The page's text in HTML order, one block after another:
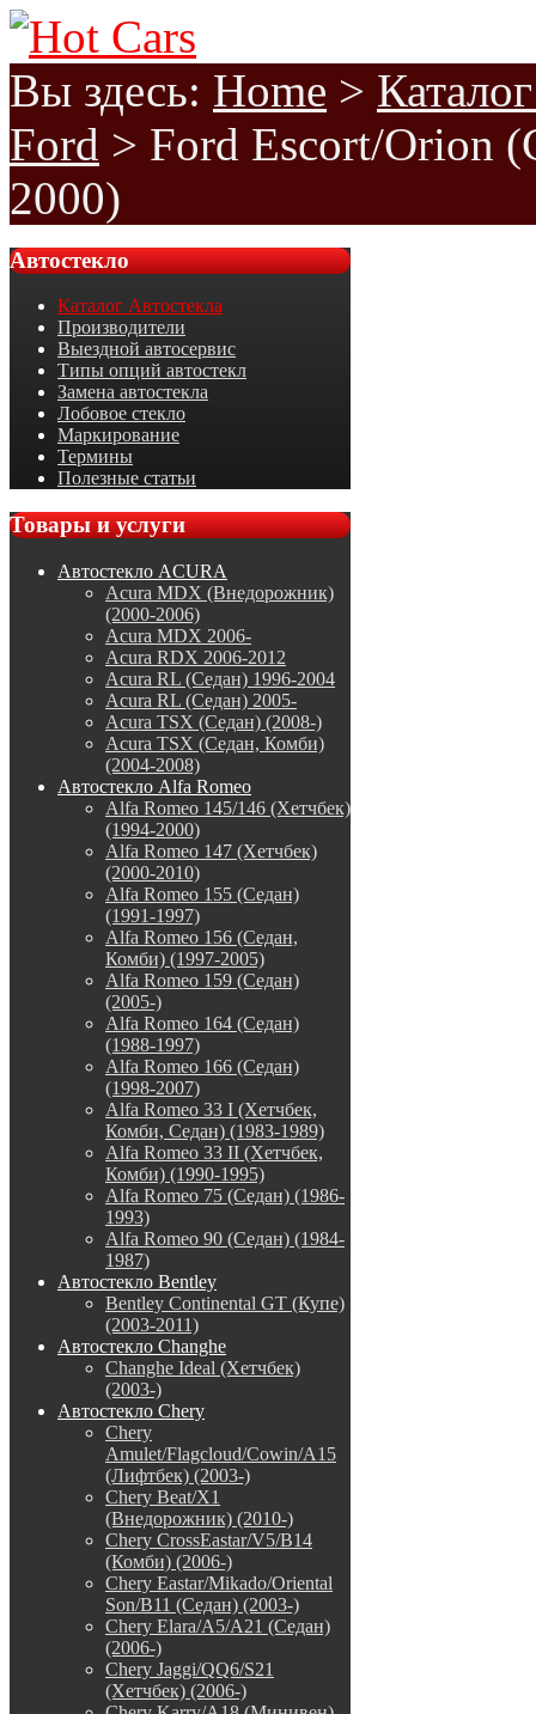
Вы здесь: Home >
Ford > Ford Escort/Orion
2000)
Автостекло
Каталог Автостекла
Производители
Выездной автосервис
Типы опций автостекл
Замена автостекла
Лобовое стекло
Маркирование
Термины
Полезные статьи
Товарыи услуги
Автостекло ACURA
Acura MDX (Внедорожник)
(2000-2006)
Acura MDX 2006-
Acura RDX 2006-2012
Acura RL (Седан) 1996-2004
Acura RL (Седан) 2005-
Acura TSX (Седан) (2008-)
Acura TSX (Седан, Комби)
(2004-2008)
Автостекло Alfa Romeo
Alfa Romeo 145/146 (Хетчбек)
(1994-2000)
Alfa Romeo 147 (Хетчбек)
(2000-2010)
Alfa Romeo 155 (Седан)
(1991-1997)
Alfa Romeo 156 (Седан,
Комби) (1997-2005)
Alfa Romeo 159 (Седан)
(2005-)
Alfa Romeo 164 (Седан)
(1988-1997)
Alfa Romeo 166 (Седан)
(1998-2007)
Alfa Romeo 33 I (Хетчбек,
Комби, Седан) (1983-1989)
Alfa Romeo 33 II (Хетчбек,
Комби) (1990-1995)
Alfa Romeo 75 (Седан) (1986-
1993)
Alfa Romeo 90 (Седан) (1984-
1987)
Автостекло Bentley
Bentley Continental GT (Купе)
(2003-2011)
Автостекло Changhe
Changhe Ideal (Хетчбек)
(2003-)
Автостекло Chery
Chery
Amulet/Flagcloud/Cowin/A15
(Лифтбек) (2003-)
Chery Beat/X1
(Внедорожник) (2010-)
Chery CrossEastar/V5/B14
(Комби) (2006-)
Chery Eastar/Mikado/Oriental
Son/B11 (Седан) (2003-)
Chery Elara/A5/A21 (Седан)
(2006-)
Chery Jaggi/QQ6/S21
(Хетчбек) (2006-)